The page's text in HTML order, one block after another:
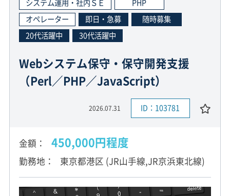
システム運用・社内ＳＥ
PHP
オペレーター
即日・急募
随時募集
20代活躍中
30代活躍中
Webシステム保守・保守開発支援
（Perl／PHP／JavaScript）
2026.07.31 ID：103781
金額 450,000円程度
勤務地 東京都港区 (JR山手線,JR京浜東北線)